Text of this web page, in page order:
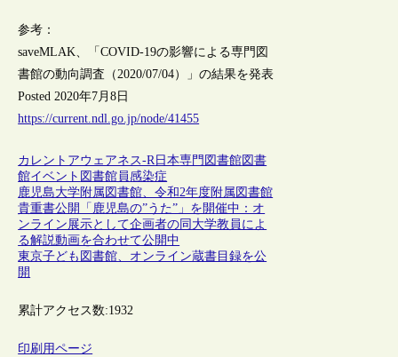
参考：
saveMLAK、「COVID-19の影響による専門図
書館の動向調査（2020/07/04）」の結果を発表
Posted 2020年7月8日
https://current.ndl.go.jp/node/41455
カレントアウェアネス-R 日本専門図書館図書
館イベント 図書館員感染症
鹿児島大学附属図書館、令和2年度附属図書館
貴重書公開「鹿児島の”うた”」を開催中：オ
ンライン展示として企画者の同大学教員によ
る解説動画を合わせて公開中
東京子ども図書館、オンライン蔵書目録を公
開
累計アクセス数:1932
印刷用ページ